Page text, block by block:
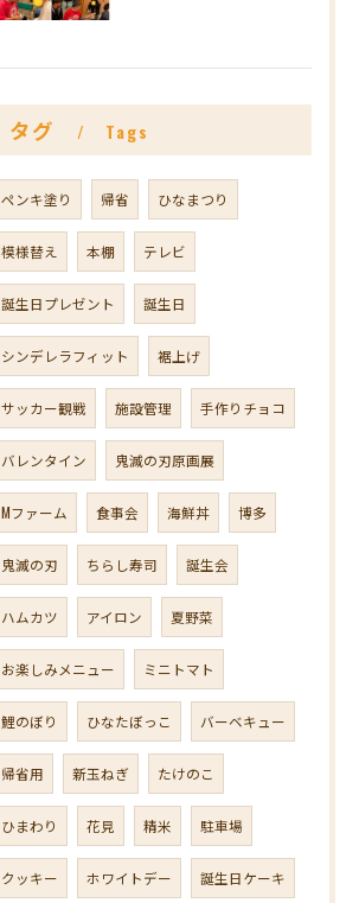
タグ Tags
ペンキ塗り 帰省 ひなまつり
模様替え 本棚 テレビ
誕生日プレゼント 誕生日
シンデレラフィット 裾上げ
サッカー観戦 施設管理 手作りチョコ
バレンタイン 鬼滅の刃原画展
Mファーム 食事会 海鮮丼 博多
鬼滅の刃 ちらし寿司 誕生会
ハムカツ アイロン 夏野菜
お楽しみメニュー ミニトマト
鯉のぼり ひなたぼっこ バーベキュー
帰省用 新玉ねぎ たけのこ
ひまわり 花見 精米 駐車場
クッキー ホワイトデー 誕生日ケーキ